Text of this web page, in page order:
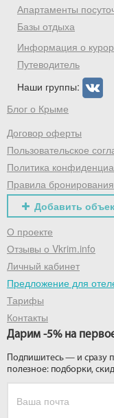
Апартаменты
Базы отдыха
Информация о
Путеводитель
Наши группы:
Блог о Крыме
Договор оферты
Пользовательское
Политика
Правила бронирования
Добавить
О проекте
Отзывы о Vkrim.info
Личный кабинет
Предложение для
Тарифы
Контакты
Дарим -5% на
Подпишитесь — и сразу
полезное: подборки,
Хочешь